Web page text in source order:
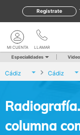
Regístrate
LLAMAR
MI CUENTA
Especialidades
Cádiz Cádiz
columna